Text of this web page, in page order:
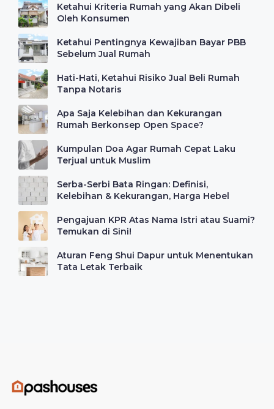
Ketahui Kriteria Rumah yang Akan Dibeli
Oleh Konsumen
Ketahui Pentingnya Kewajiban Bayar PBB
Sebelum Jual Rumah
Hati-Hati, Ketahui Risiko Jual Beli Rumah
Tanpa Notaris
Apa Saja Kelebihan dan Kekurangan
Rumah Berkonsep Open Space?
Kumpulan Doa Agar Rumah Cepat Laku
Terjual untuk Muslim
Serba-Serbi Bata Ringan: Definisi,
Kelebihan & Kekurangan, Harga Hebel
Pengajuan KPR Atas Nama Istri atau Suami?
Temukan di Sini!
Aturan Feng Shui Dapur untuk Menentukan
Tata Letak Terbaik